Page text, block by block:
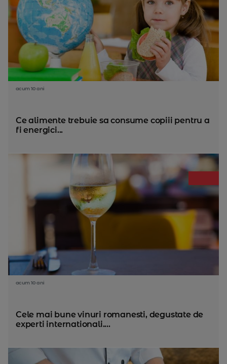
acum 10 ani
Ce alimente trebuie sa consume copiii pentru a
fi energici...
acum 10 ani
Cele mai bune vinuri romanesti, degustate de
experti internationali....